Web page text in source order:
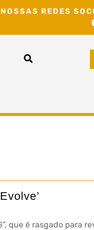
REDES
que é rasgado para